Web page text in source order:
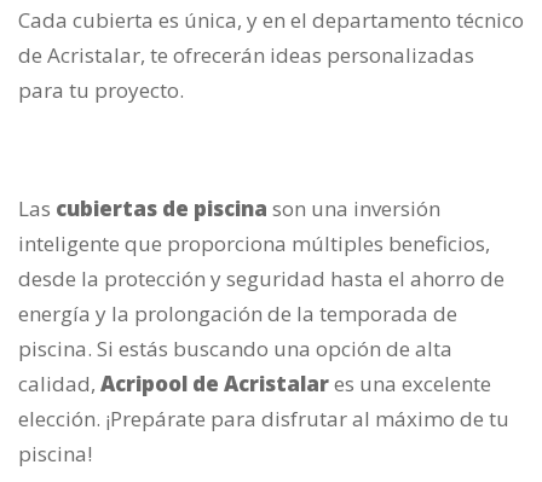
Cada cubierta es única, y en el departamento técnico
de Acristalar, te ofrecerán ideas personalizadas
para tu proyecto.
Las cubiertas de piscina son una inversión
inteligente que proporciona múltiples beneficios,
desde la protección y seguridad hasta el ahorro de
energía y la prolongación de la temporada de
piscina. Si estás buscando una opción de alta
calidad, Acripool de Acristalares una excelente
elección. ¡Prepárate para disfrutar al máximo de tu
piscina!